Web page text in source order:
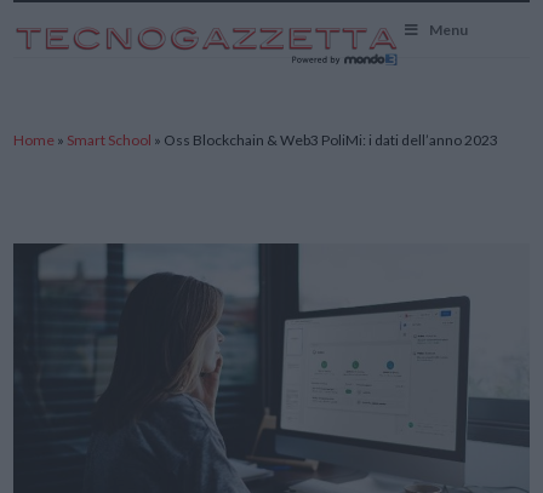
Menu
Home » Smart School » Oss Blockchain & Web3 PoliMi: i dati dell’anno 2023